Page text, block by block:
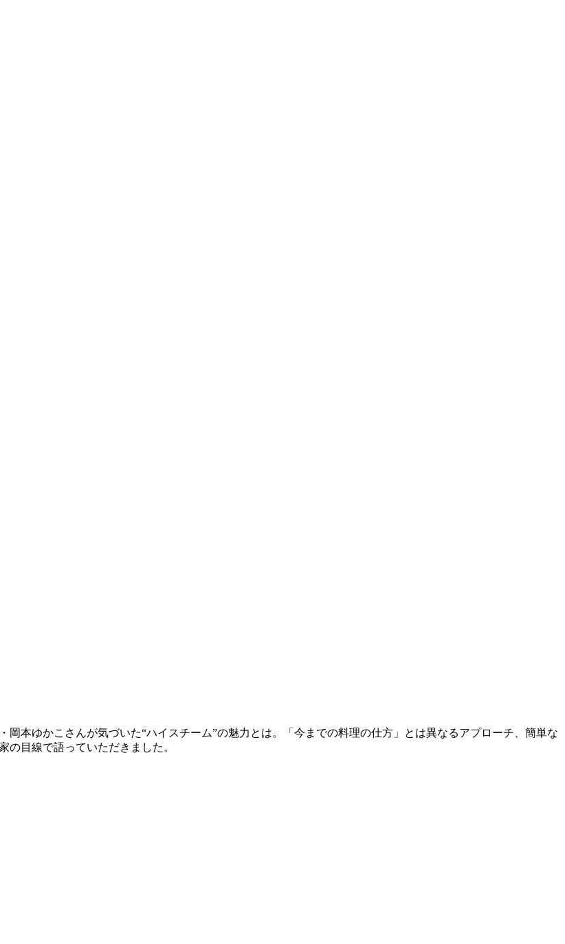
岡本ゆかこさんが気づいた“ハイスチーム”の魅力とは。「今までの料理の仕方」とは異なるアプローチ、簡単な
目線で語っていただきました。